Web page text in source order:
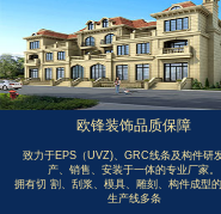
欧锋装饰品质保障
致力于EPS（UVZ)、GRC线条及构件研
产、销售、安装于一体的专业厂家。
拥有切 割、刮浆、模具、雕刻、构件成型
生产线多条